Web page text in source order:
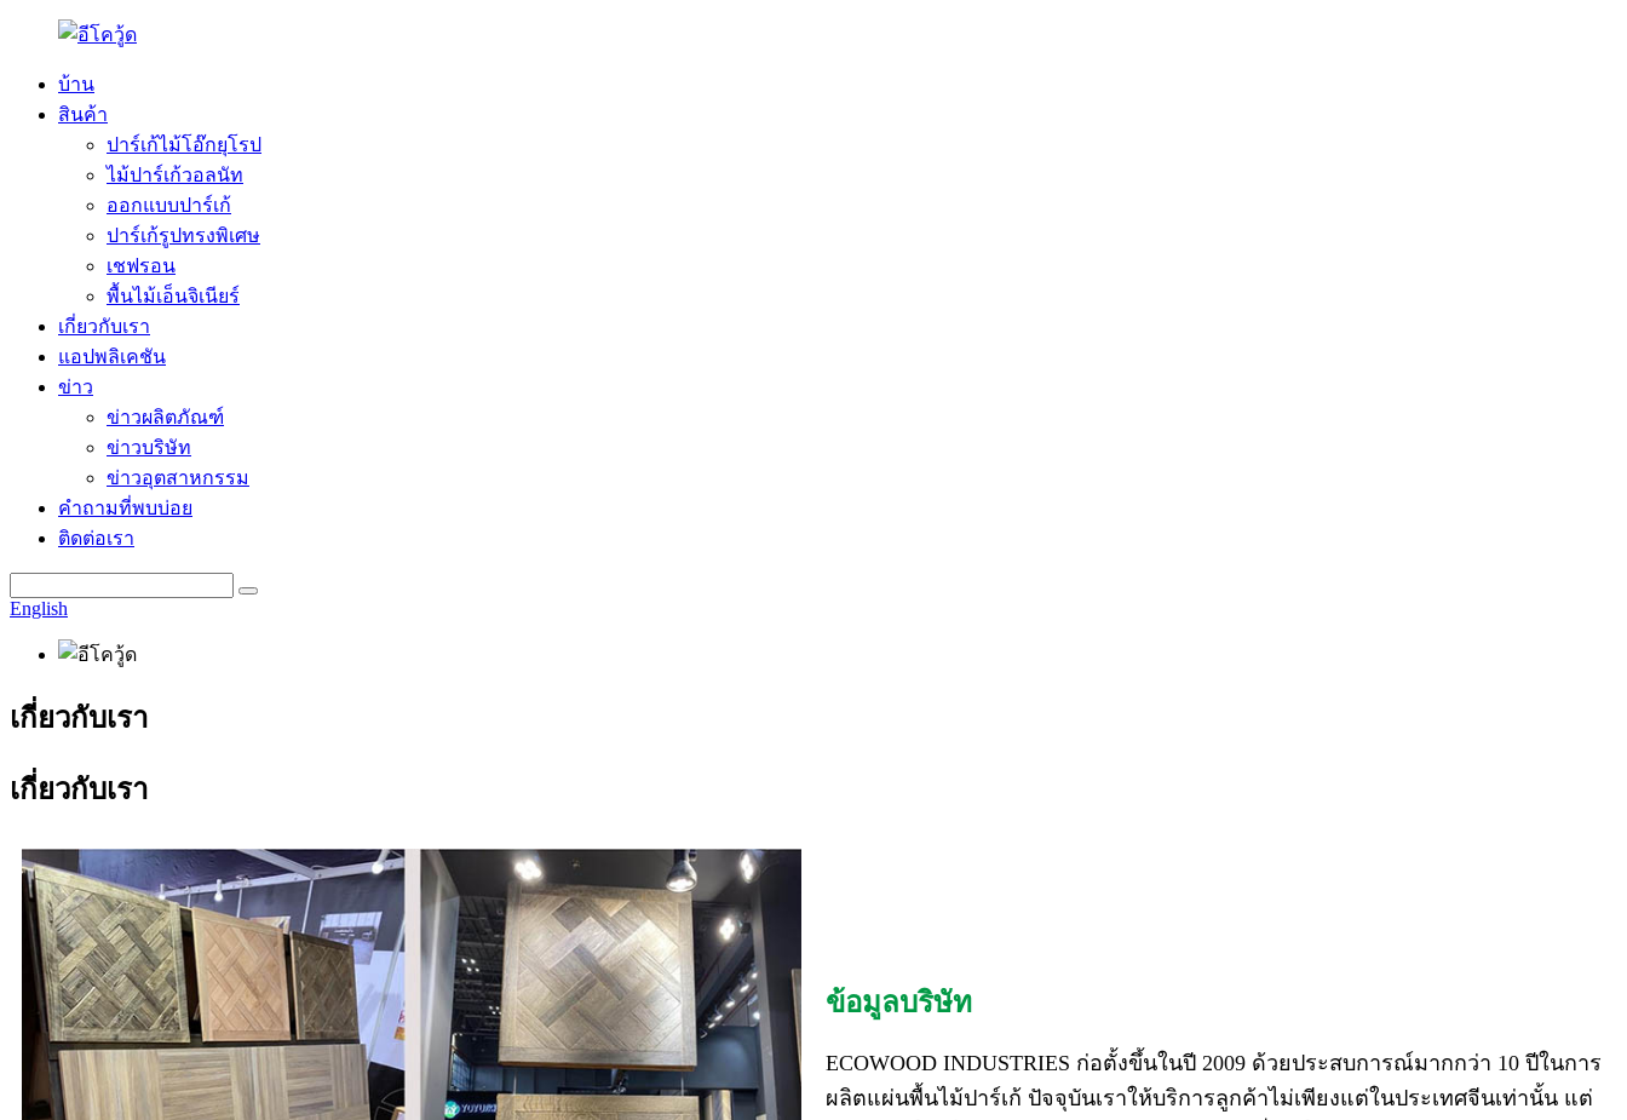
บ้าน
สินค้า
ปาร์เก้ไม้โอ๊กยุโรป
ไม้ปาร์เก้วอลนัท
ออกแบบปาร์เก้
ปาร์เก้รูปทรงพิเศษ
เชฟรอน
พื้นไม้เอ็นจิเนียร์
เกี่ยวกับเรา
แอปพลิเคชัน
ข่าว
ข่าวผลิตภัณฑ์
ข่าวบริษัท
ข่าวอุตสาหกรรม
คำถามที่พบบ่อย
ติดต่อเรา
English
เกี่ยวกับเรา
เกี่ยวกับเรา
ข้อมูลบริษัท
ECOWOOD INDUSTRIES ก่อตั้งขึ้นในปี 2009 ด้วยประสบการณ์มากกว่า 10 ปีในการ
ผลิตแผ่นพื้นไม้ปาร์เก้ ปัจจุบันเราให้บริการลูกค้าไม่เพียงแต่ในประเทศจีนเท่านั้น แต่